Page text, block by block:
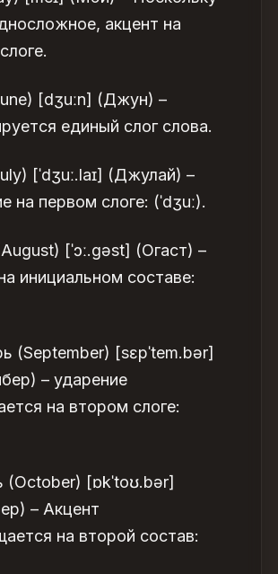
акцент на
[dʒuːn] (Джун) –
единый слог слова.
[ˈdʒuː.laɪ] (Джулай) –
на первом слоге: (ˈdʒuː).
[ˈɔː.gəst] (Огаст) –
инициальном составе:
(September) [sɛpˈtem.bər]
– ударение
на втором слоге:
(October) [ɒkˈtoʊ.bər]
– Акцент
на второй состав: